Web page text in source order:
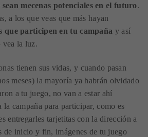
mecenas potenciales en el futuro.
a los que veas que más hayan
que participen en tu campaña y así
vea la luz.
tienen sus vidas, y cuando pasan
meses) la mayoría ya habrán olvidado
a tu juego, no van a estar ahí
la campaña para participar, como es
entregarles tarjetitas con la dirección a
de inicio y fin, imágenes de tu juego